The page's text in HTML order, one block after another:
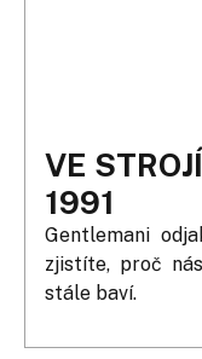
VE
1991
Gentlemani
zjistíte, proč
stále baví.